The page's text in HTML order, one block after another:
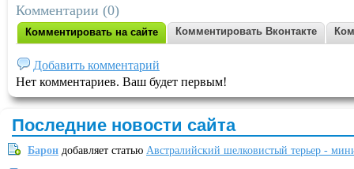
Комментарии (0)
Комментировать на сайте Комментировать Вконтакте
Добавить комментарий
Нет комментариев. Ваш будет первым!
Последние новости сайта
Барон добавляет статью Австралийский шелковистый терьер -